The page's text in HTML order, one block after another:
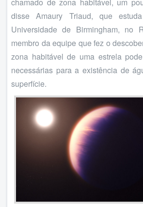
disse Amaury Triaud, que
Universidade de Birmingham, no
membro da equipe que fez o
zona habitável de uma estrela
necessárias para a existência de
superfície.